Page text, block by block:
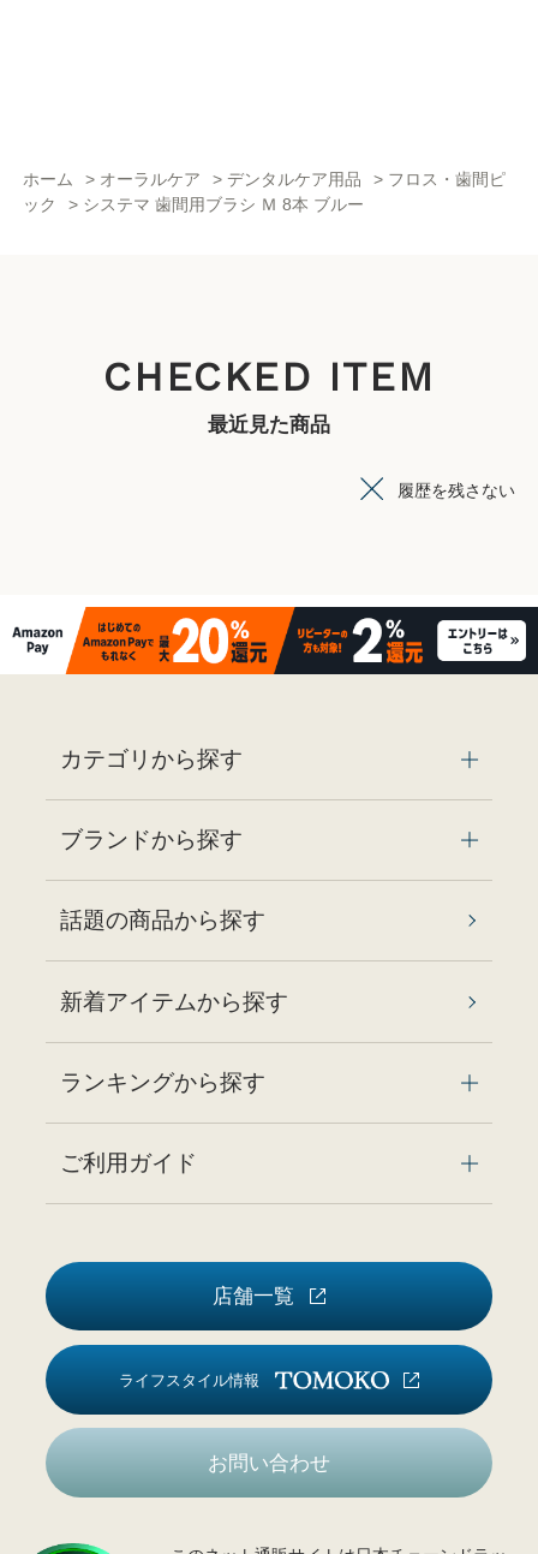
ホーム > オーラルケア >デンタルケア用品 > フロス・歯間ピ
ック
> システマ 歯間用ブラシ Ｍ 8本 ブルー
CHECKED ITEM
最近見た商品
履歴を残さない
カテゴリから探す
ブランドから探す
話題の商品から探す
新着アイテムから探す
ランキングから探す
ご利用ガイド
店舗一覧
ライフスタイル情報
お問い合わせ